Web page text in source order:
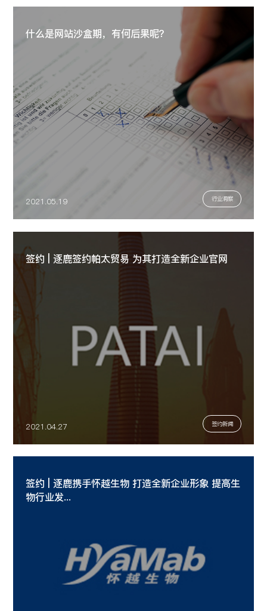
什么是网站沙盒期，有何后果呢？
2021.05.19 行业洞察
签约 | 逐鹿签约帕太贸易 为其打造全新企业官网
2021.04.27 签约新闻
签约 | 逐鹿携手怀越生物 打造全新企业形象 提高生
物行业发...